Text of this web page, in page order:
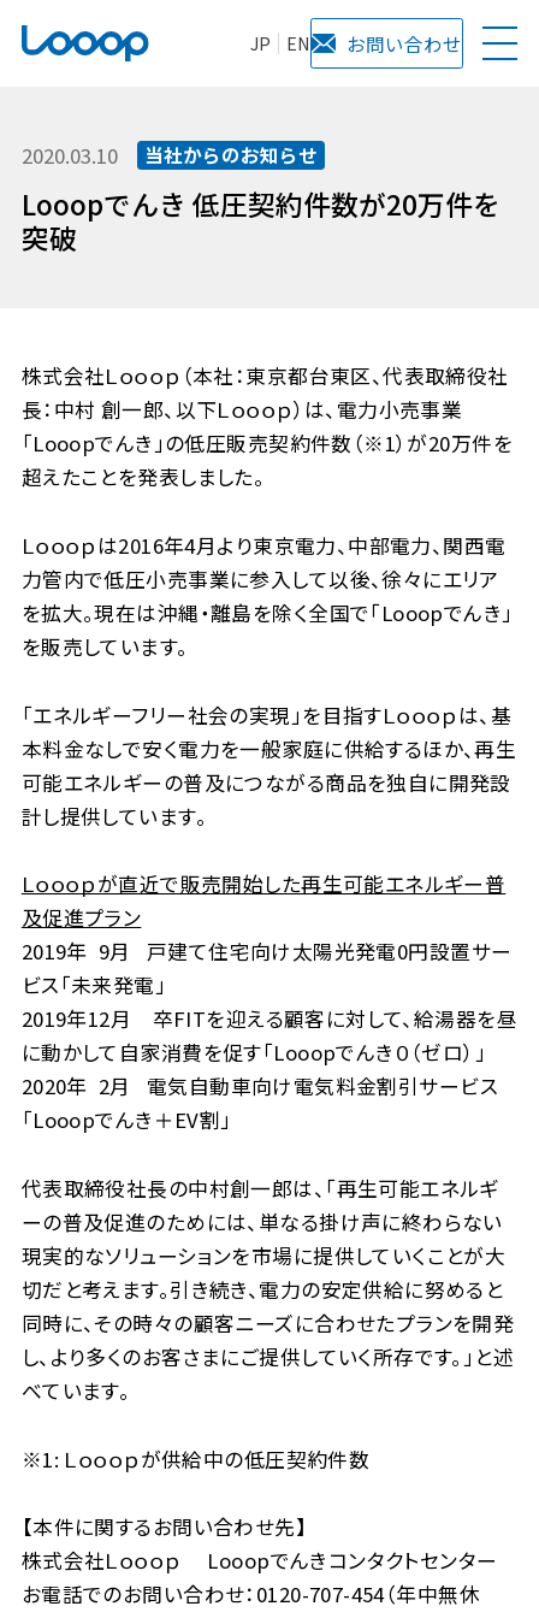
JP EN お問い合わせ
2020.03.10 当社からのお知らせ
Looopでんき 低圧契約件数が20万件を
突破
株式会社Ｌｏｏｏｐ（本社：東京都台東区、代表取締役社
長：中村 創一郎、以下Ｌｏｏｏｐ）は、電力小売事業
「Looopでんき」の低圧販売契約件数（※1）が20万件を
超えたことを発表しました。
Ｌｏｏｏｐは2016年4月より東京電力、中部電力、関西電
力管内で低圧小売事業に参入して以後、徐々にエリア
を拡大。現在は沖縄・離島を除く全国で「Looopでんき」
を販売しています。
「エネルギーフリー社会の実現」を目指すＬｏｏｏｐは、基
本料金なしで安く電力を一般家庭に供給するほか、再生
可能エネルギーの普及につながる商品を独自に開発設
計し提供しています。
Ｌｏｏｏｐが直近で販売開始した再生可能エネルギー普
及促進プラン
2019年 9月 戸建て住宅向け太陽光発電0円設置サー
ビス「未来発電」
2019年12月 卒FITを迎える顧客に対して、給湯器を昼
に動かして自家消費を促す「Looopでんき０（ゼロ）」
2020年 2月 電気自動車向け電気料金割引サービス
「Looopでんき＋EV割」
代表取締役社長の中村創一郎は、「再生可能エネルギ
ーの普及促進のためには、単なる掛け声に終わらない
現実的なソリューションを市場に提供していくことが大
切だと考えます。引き続き、電力の安定供給に努めると
同時に、その時々の顧客ニーズに合わせたプランを開発
し、より多くのお客さまにご提供していく所存です。」と述
べています。
※1: Ｌｏｏｏｐが供給中の低圧契約件数
【本件に関するお問い合わせ先】
株式会社Ｌｏｏｏｐ Looopでんきコンタクトセンター
お電話でのお問い合わせ：0120-707-454（年中無休